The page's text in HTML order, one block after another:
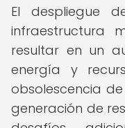
El despliegue
infraestructura
resultar en un
energía y
obsolescencia
generación de